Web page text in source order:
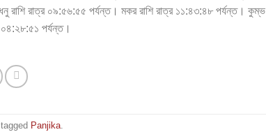
রাশি রাত্র ০৯:৫৬:৫৫ পর্যন্ত। মকর রাশি রাত্র ১১:৪৩:৪৮ পর্যন্ত। কুম্ভ
০৪:২৮:৫১ পর্যন্ত।
Panjika.